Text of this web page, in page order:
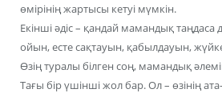
өмірінің жартысы кетуі мүмкін.
Екінші әдіс – қандай мамандық таңдаса
ойын, есте сақтауын, қабылдауын,
Өзің туралы білген соң, мамандық
Тағы бір үшінші жол бар. Ол – өзінің